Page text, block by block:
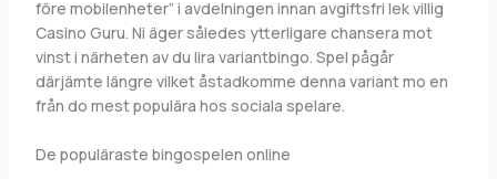
före mobilenheter” i avdelningen innan avgiftsfri lek villig
Casino Guru. Ni äger således ytterligare chansera mot
vinst i närheten av du lira variantbingo. Spel pågår
därjämte längre vilket åstadkomme denna variant mo en
från do mest populära hos sociala spelare.
De populäraste bingospelen online